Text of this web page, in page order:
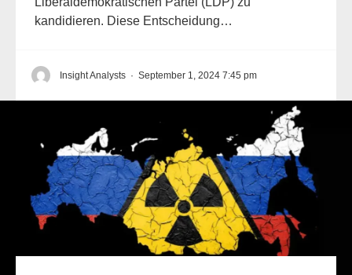
kandidieren. Diese Entscheidung…
Insight Analysts · September 1, 2024 7:45 pm